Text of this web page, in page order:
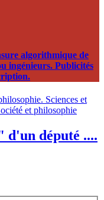
algorithmique de
ingénieurs. Publicités
Sciences et
et philosophie
député ....